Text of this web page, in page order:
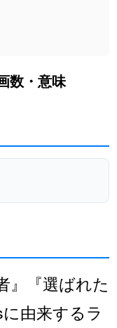
数・意味
』『選ばれた
由来するラ